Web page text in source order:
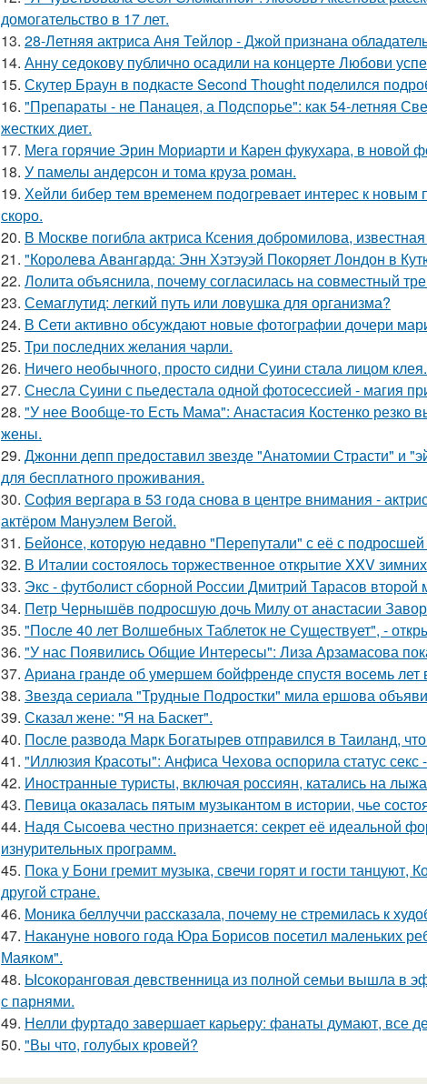
домогательство в 17 лет.
13. 28-Летняя актриса Аня Тейлор - Джой признана
14. Анну седокову публично осадили на концерте Любови
15. Скутер Браун в подкасте Second Thought поделился
16. "Препараты - не Панацея, а Подспорье": как 54-летняя
жестких диет.
17. Мега горячие Эрин Мориарти и Карен фукухара, в новой
18. У памелы андерсон и тома круза роман.
19. Хейли бибер тем временем подогревает интерес к
скоро.
20. В Москве погибла актриса Ксения добромилова,
21. "Королева Авангарда: Энн Хэтэуэй Покоряет Лондон в
22. Лолита объяснила, почему согласилась на совместный
23. Семаглутид: легкий путь или ловушка для организма?
24. В Сети активно обсуждают новые фотографии дочери
25. Три последних желания чарли.
26. Ничего необычного, просто сидни Суини стала лицом клея.
27. Снесла Суини с пьедестала одной фотосессией - магия
28. "У нее Вообще-то Есть Мама": Анастасия Костенко резко
жены.
29. Джонни депп предоставил звезде "Анатомии Страсти" и
для бесплатного проживания.
30. София вергара в 53 года снова в центре внимания -
актёром Мануэлем Вегой.
31. Бейонсе, которую недавно "Перепутали" с её с
32. В Италии состоялось торжественное открытие XXV
33. Экс - футболист сборной России Дмитрий Тарасов второй
34. Петр Чернышёв подросшую дочь Милу от анастасии
35. "После 40 лет Волшебных Таблеток не Существует", -
36. "У нас Появились Общие Интересы": Лиза Арзамасова
37. Ариана гранде об умершем бойфренде спустя восемь лет
38. Звезда сериала "Трудные Подростки" мила ершова
39. Сказал жене: "Я на Баскет".
40. После развода Марк Богатырев отправился в Таиланд,
41. "Иллюзия Красоты": Анфиса Чехова оспорила статус секс
42. Иностранные туристы, включая россиян, катались на
43. Певица оказалась пятым музыкантом в истории, чье
44. Надя Сысоева честно признается: секрет её идеальной
изнурительных программ.
45. Пока у Бони гремит музыка, свечи горят и гости танцуют,
другой стране.
46. Моника беллуччи рассказала, почему не стремилась к
47. Накануне нового года Юра Борисов посетил маленьких
Маяком".
48. Ысокоранговая девственница из полной семьи вышла в
с парнями.
49. Нелли фуртадо завершает карьеру: фанаты думают, все
50. "Вы что, голубых кровей?